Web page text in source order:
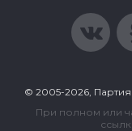
© 2005-2026,
При полном или